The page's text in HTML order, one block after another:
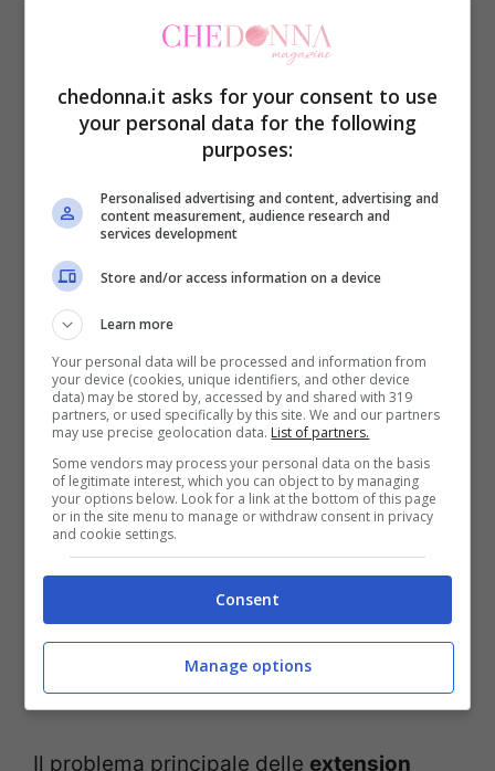
Come abbiamo già detto, il vantaggio
principale di questo tipo di extension
consiste nel fatto che i capelli non
vengono bruciati e stressati
da un calore
chimici.
Inoltre,l’anellino di queste extension è
realizzato in materiale anallergico
arriva mai a contatto diretto con il cuoio
capelluto. Ne deriva che si tratta di una
tecnica perfetta per chi ha la pelle
sensibile oppure è un soggetto allergico.
Unvantaggio collaterale
extension però consiste nel fatto chele
singole ciocche possono essere
mano a mano che i capelli
crescono.
Il problema principale delle extension
chedonna.it asks for your consent to use
your personal data for the following
purposes:
Personalised advertising and content, advertising and
content measurement, audience research and
services development
Store and/or access information on a device
Learn more
Your personal data will be processed and information from
your device (cookies, unique identifiers, and other device
data) may be stored by, accessed by and shared with 319
partners, or used specifically by this site. We and our partners
may use precise geolocation data. List of partners.
Some vendors may process your personal data on the basis
of legitimate interest, which you can object to by managing
your options below. Look for a link at the bottom of this page
or in the site menu to manage or withdraw consent in privacy
and cookie settings.
Consent
Manage options